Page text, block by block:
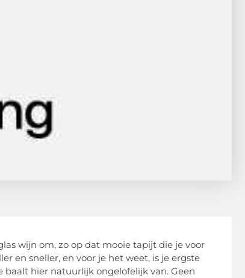
wijn om, zo op dat mooie tapijt die je voor
en sneller, en voor je het weet, is je ergste
hier natuurlijk ongelofelijk van. Geen